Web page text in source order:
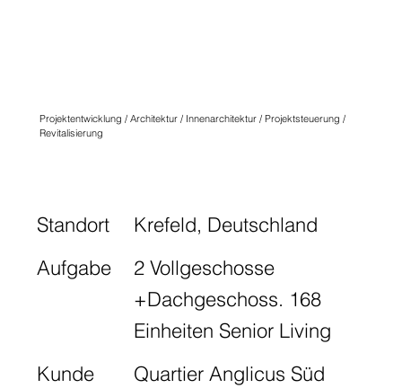
Standort
Krefeld, Deutschland
Aufgabe
2 Vollgeschosse
+Dachgeschoss. 168
Einheiten Senior Living
Kunde
Quartier Anglicus Süd
Projektentwicklung / Architektur / Innenarchitektur / Projektsteuerung /
Revitalisierung